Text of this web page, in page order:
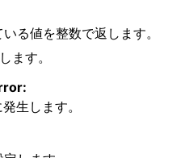
る値を整数で返します。
ます。
生します。